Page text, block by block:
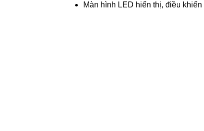
Màn hình LED hiển thị, điều